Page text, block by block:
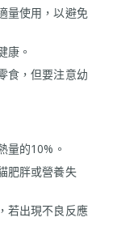
量使用，以避免
康。
食，但要注意幼
量的10%。
肥胖或營養失
若出現不良反應